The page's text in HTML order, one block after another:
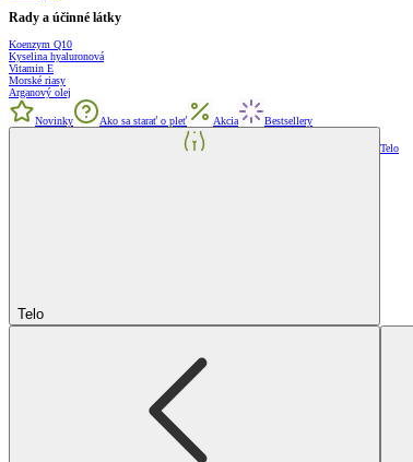
Rady a účinné látky
Koenzym Q10
Kyselina hyaluronová
Vitamin E
Morské riasy
Arganový olej
Novinky Ako sa starať o pleť Akcia Bestsellery
Telo
Telo